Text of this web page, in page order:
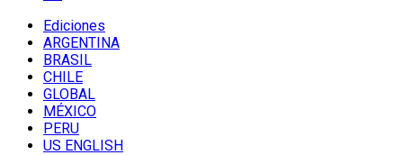
Ediciones
ARGENTINA
BRASIL
CHILE
GLOBAL
MÉXICO
PERU
US ENGLISH